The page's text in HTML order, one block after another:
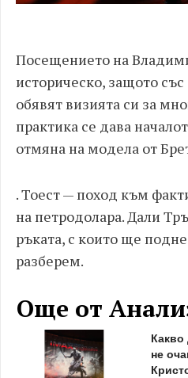
Посещението на
историческо, защото
обявят визията си за
практика се дава
отмяна на модела от
. Тоест — поход към
на петродолара. Дали
ръката, с които ще
разберем.
Още от
Какво
не